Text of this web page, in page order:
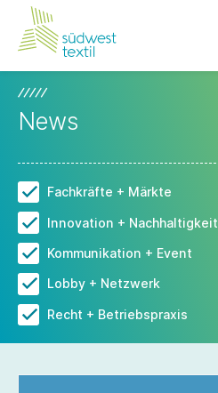
News
Fachkräfte + Märkte
Innovation + Nachhaltigkeit
Kommunikation + Event
Lobby + Netzwerk
Recht + Betriebspraxis